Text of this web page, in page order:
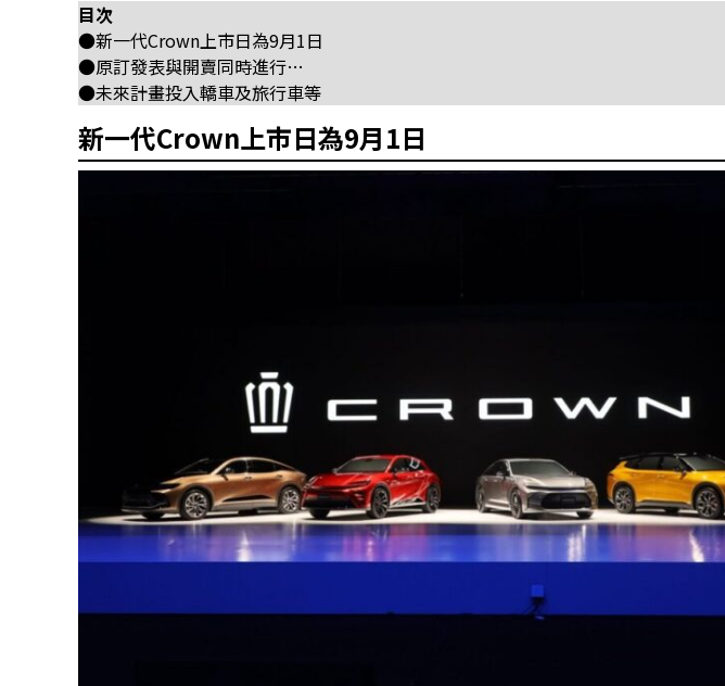
目次
●新一代Crown上市日為9月1日
●原訂發表與開賣同時進行…
●未來計畫投入轎車及旅行車等
新一代Crown上市日為9月1日